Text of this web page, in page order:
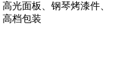
高光面板、钢琴烤漆件、
高档包装